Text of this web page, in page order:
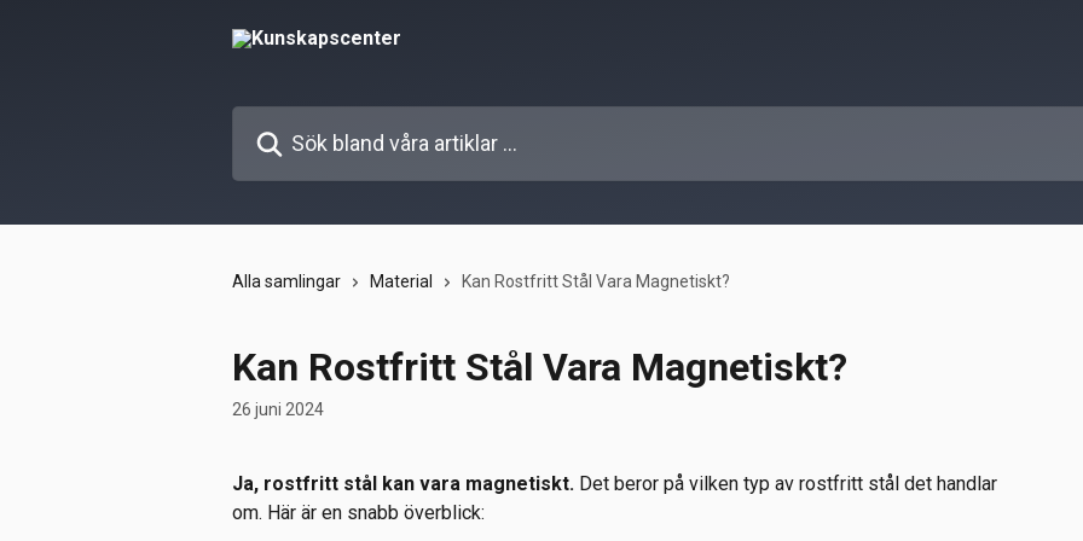
Alla samlingar Material Kan Rostfritt Stål Vara Magnetiskt?
Kan Rostfritt Stål Vara Magnetiskt?
26 juni 2024
Ja, rostfritt stål kan vara magnetiskt. Det beror på vilken typ av rostfritt stål det handlar
om. Här är en snabb överblick: